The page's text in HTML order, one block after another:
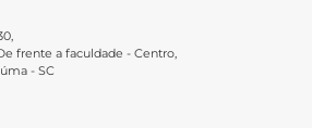
frente a faculdade - Centro,
- SC